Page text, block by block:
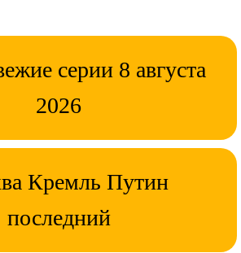
серии 8 августа
2026
Кремль Путин
последний